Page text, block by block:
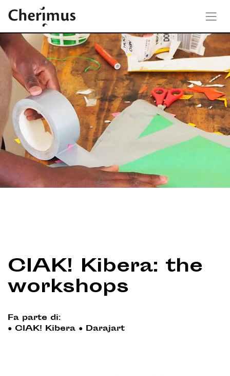
CIAK! Kibera: the
workshops
Fa parte di:
● CIAK! Kibera ● Darajart